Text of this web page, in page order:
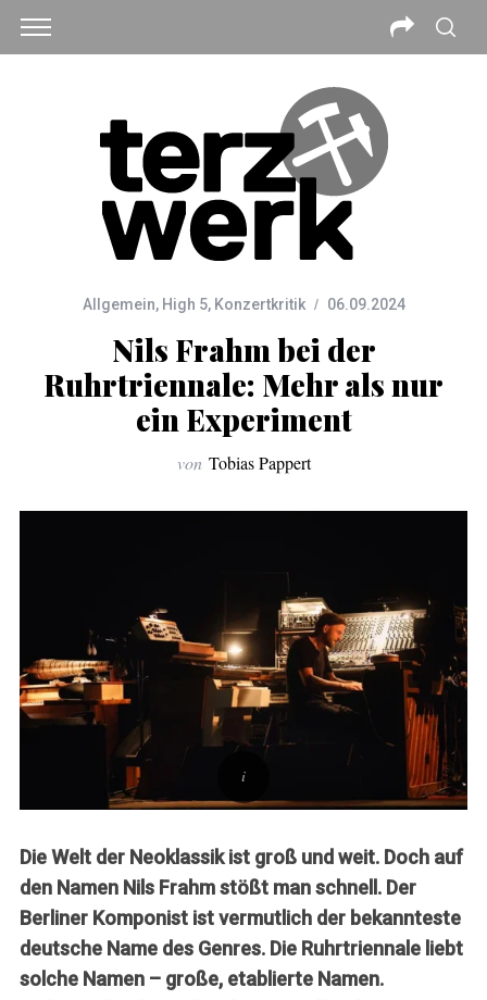
Allgemein, High 5, Konzertkritik 06.09.2024
Nils Frahm bei der
Ruhrtriennale: Mehr als nur
ein Experiment
von Tobias Pappert
Die Welt der Neoklassik ist groß und weit. Doch auf
den Namen Nils Frahm stößt man schnell. Der
Berliner Komponist ist vermutlich der bekannteste
deutsche Name des Genres. Die Ruhrtriennale liebt
solche Namen – große, etablierte Namen.